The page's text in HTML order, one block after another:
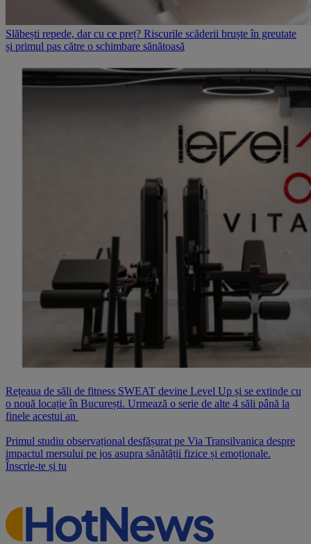
Slăbești repede, dar cu ce preț? Riscurile scăderii bruște în greutate
și primul pas către o schimbare sănătoasă
Rețeaua de săli de fitness SWEAT devine Level Up și se extinde cu
o nouă locație în București. Urmează o serie de alte 4 săli până la
finele acestui an
Primul studiu observațional desfășurat pe Via Transilvanica despre
impactul mersului pe jos asupra sănătății fizice și emoționale.
Înscrie-te și tu